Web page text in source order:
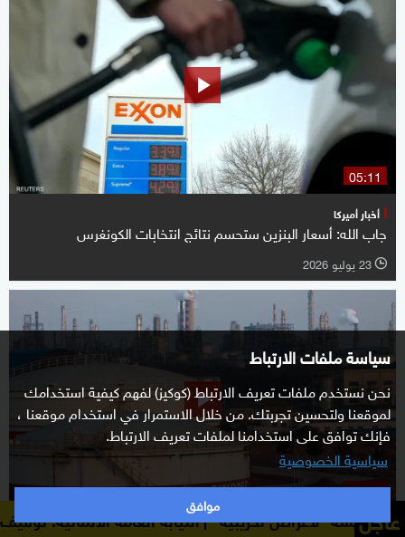
سياسة ملفات الارتباط
نحن نستخدم ملفات تعريف الارتباط (كوكيز) لفهم كيفية استخدامك
لموقعنا ولتحسين تجربتك. من خلال الاستمرار في استخدام موقعنا ،
فإنك توافق على استخدامنا لملفات تعريف الارتباط.
سياسية الخصوصية
موافق
05:11
أخبار أميركا
جاب الله: أسعار البنزين ستحسم نتائج انتخابات الكونغرس
l 23 يوليو 2026
05:29
أسواق
عاجل
النيابة العامة الألمانية: توقيف مواطن أوكراني